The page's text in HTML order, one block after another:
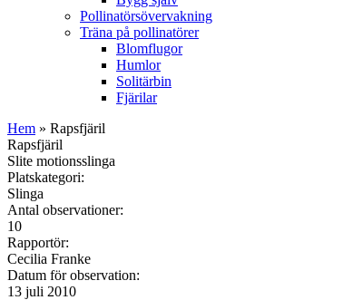
Pollinatörsövervakning
Träna på pollinatörer
Blomflugor
Humlor
Solitärbin
Fjärilar
Hem » Rapsfjäril
Rapsfjäril
Slite motionsslinga
Platskategori:
Slinga
Antal observationer:
10
Rapportör:
Cecilia Franke
Datum för observation:
13 juli 2010